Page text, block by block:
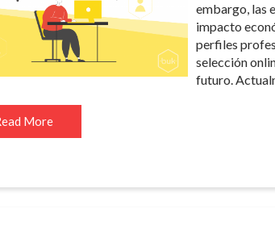
embargo, las
impacto
perfiles
selección
futuro.
More